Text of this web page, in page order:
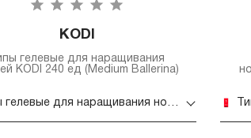
KODI
гелевые для наращивания
KODI 240 ед (Medium Ballerina)
Типы гелевые для наращивания ногтей KODI 240 ед (Medium Ballerina)